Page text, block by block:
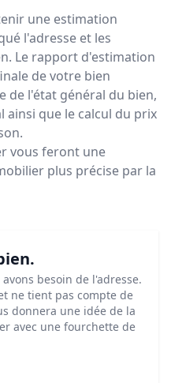
une estimation
l'adresse et les
Le rapport d'estimation
de votre bien
de l'état général du bien,
que le calcul du prix
vous feront une
plus précise par la
besoin de l'adresse.
ne tient pas compte de
donnera une idée de la
avec une fourchette de